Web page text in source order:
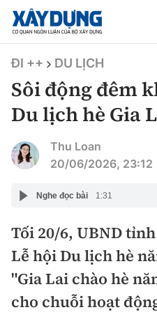
TIN BỘ XÂY DỰNG
CHUYÊN MỤC
Thời sự
Chính trị
Xã hội
Xây dựng
Chỉ đạo điều hành
Giao thông
ĐI ++ DU LỊCH
Sôi động đêm
Du lịch hè Gia
Thu Loan
20/06/2026, 23:12
Nghe đọc bài 1:31
Tối 20/6, UBND
Lễ hội Du lịch hè
"Gia Lai chào hè
cho chuỗi hoạt